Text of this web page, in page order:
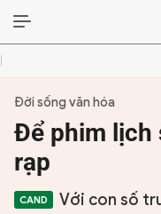
ĐỜI SỐNG VĂN HÓA
TƯ LIỆU VĂN HÓA
LÝ LUẬN
Đời sống văn hóa
Để phim lịch
rạp
Với con số